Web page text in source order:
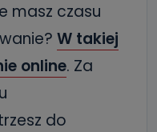
masz czasu
W takiej
online. Za
do